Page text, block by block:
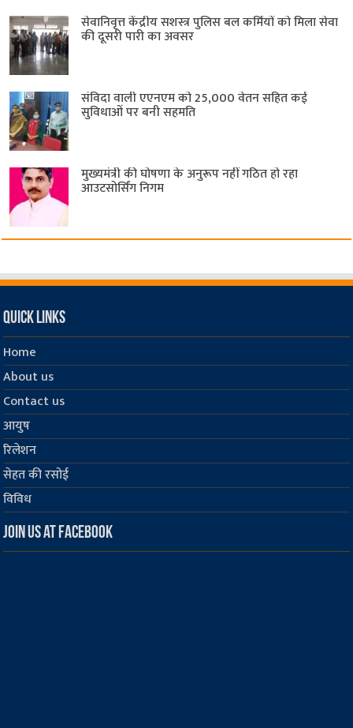
सेवानिवृत्त केंद्रीय सशस्त्र पुलिस बल ​कर्मियों को मिला सेवा
की दूसरी पारी का अवसर
संविदा वाली एएनएम को 25,000 वेतन सहित कई
सुविधाओं पर बनी सहमति
मुख्यमंत्री की घोषणा के अनुरूप नहीं गठित हो रहा
आउटसोर्सिंग निगम
Quick Links
Home
About us
Contact us
आयुष
रिलेशन
सेहत की रसोई
विविध
Join us at Facebook